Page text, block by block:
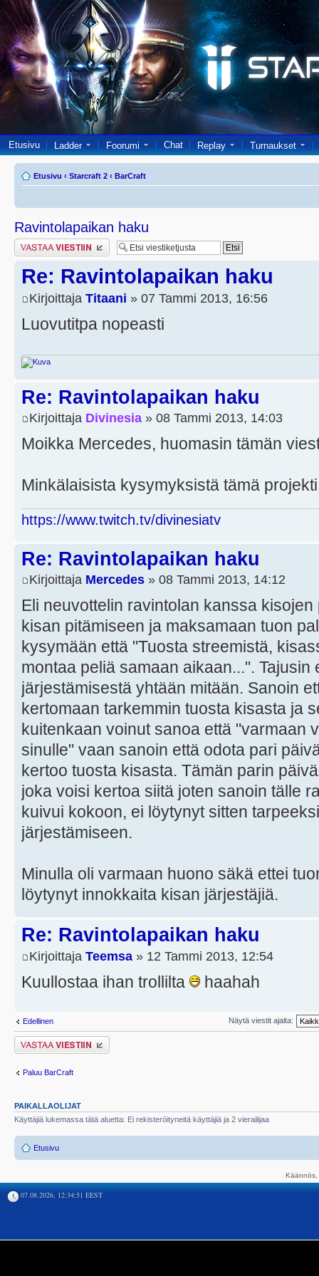
Etusivu Ladder Foorumi Chat Replay Turnaukset
Etusivu ‹ Starcraft 2 ‹ BarCraft
Ravintolapaikan haku
Lähetä vastaus
Re: Ravintolapaikan haku
Kirjoittaja Titaani » 07 Tammi 2013, 16:56
Luovutitpa nopeasti
Re: Ravintolapaikan haku
Kirjoittaja Divinesia » 08 Tammi 2013, 14:03
Moikka Mercedes, huomasin tämän
Minkälaisista kysymyksistä tämä
https://www.twitch.tv/divinesiatv
Re: Ravintolapaikan haku
Kirjoittaja Mercedes » 08 Tammi 2013, 14:12
Eli neuvottelin ravintolan kanssa
kisan pitämiseen ja maksamaan tuon
kysymään että "Tuosta streemistä,
montaa peliä samaan aikaan...". Tajusin
järjestämisestä yhtään mitään. Sanoin
kertomaan tarkemmin tuosta kisasta ja
kuitenkaan voinut sanoa että "varmaan
sinulle" vaan sanoin että odota pari
kertoo tuosta kisasta. Tämän parin
joka voisi kertoa siitä joten sanoin tälle
kuivui kokoon, ei löytynyt sitten
järjestämiseen.
Minulla oli varmaan huono säkä ettei
löytynyt innokkaita kisan järjestäjiä.
Re: Ravintolapaikan haku
Kirjoittaja Teemsa » 12 Tammi 2013, 12:54
Kuullostaa ihan trollilta haahah
Edellinen Näytä viestit ajalta:
Lähetä vastaus
Paluu BarCraft
PAIKALLAOLIJAT
Käyttäjiä lukemassa tätä aluetta: Ei rekisteröityneitä käyttäjiä ja 2 vierailijaa
Etusivu
07.08.2026, 12:34:51 EEST